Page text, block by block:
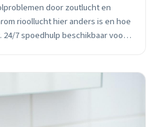
door zoutlucht en
rioollucht hier anders is en hoe
7 spoedhulp beschikbaar voor